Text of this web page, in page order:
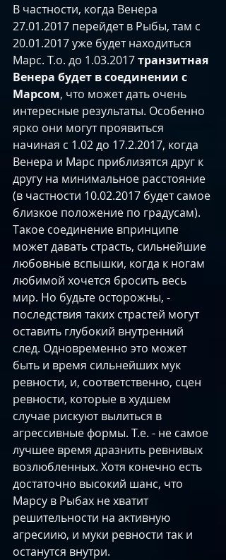
В частности, когда Венера
27.01.2017 перейдет в Рыбы, там с
20.01.2017 уже будет находиться
Марс. Т.о. до 1.03.2017 транзитная
Венера будет в соединении с
Марсом, что может дать очень
интересные результаты. Особенно
ярко они могут проявиться
начиная с 1.02 до 17.2.2017, когда
Венера и Марс приблизятся друг к
другу на минимальное расстояние
(в частности 10.02.2017 будет самое
близкое положение по градусам).
Такое соединение впринципе
может давать страсть, сильнейшие
любовные вспышки, когда к ногам
любимой хочется бросить весь
мир. Но будьте осторожны, -
последствия таких страстей могут
оставить глубокий внутренний
след. Одновременно это может
быть и время сильнейших мук
ревности, и, соответственно, сцен
ревности, которые в худшем
случае рискуют вылиться в
агрессивные формы. Т.е. - не самое
лучшее время дразнить ревнивых
возлюбленных. Хотя конечно есть
достаточно высокий шанс, что
Марсу в Рыбах не хватит
решительности на активную
агресиию, и муки ревности так и
останутся внутри. ​